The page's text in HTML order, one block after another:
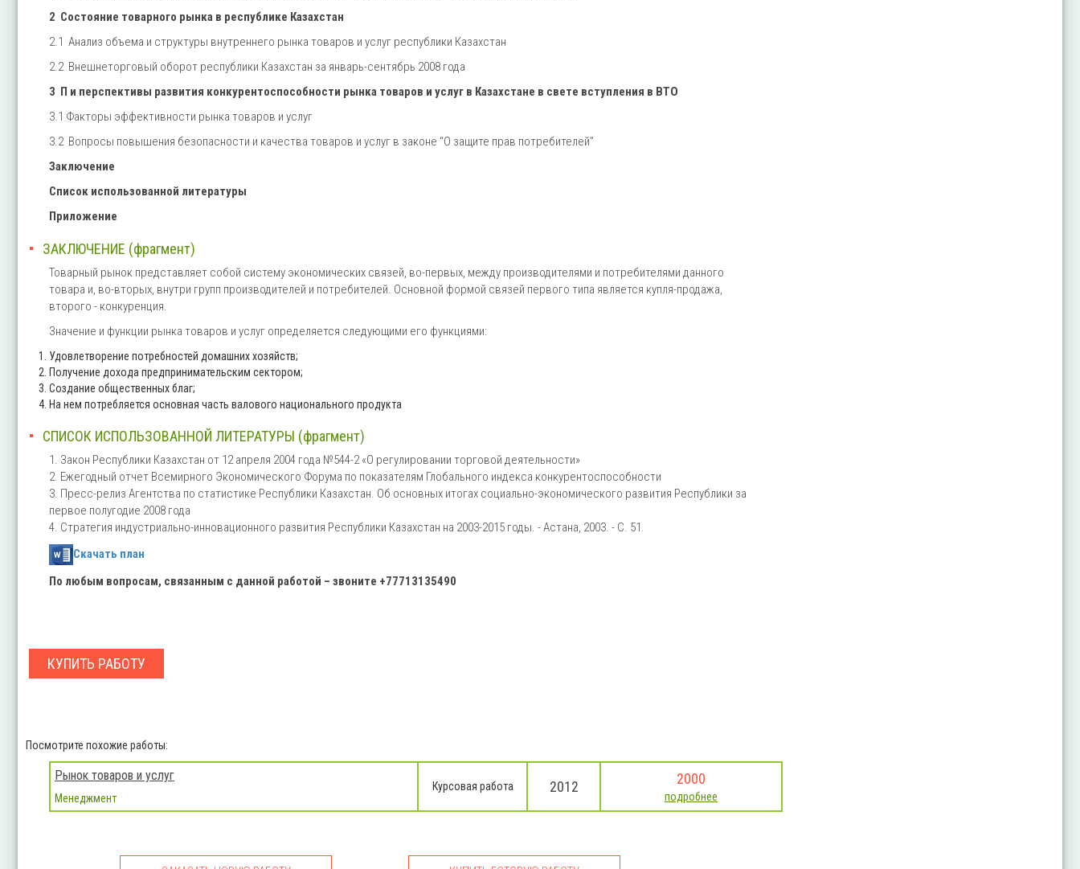
2 Состояние товарного рынка в республике Казахстан
2.1 Анализ объема и структуры внутреннего рынка товаров и услуг республики Казахстан
2.2 Внешнеторговый оборот республики Казахстан за январь-сентябрь 2008 года
3 П и перспективы развития конкурентоспособности рынка товаров и услуг в Казахстане в свете вступления в ВТО
3.1 Факторы эффективности рынка товаров и услуг
3.2 Вопросы повышения безопасности и качества товаров и услуг в законе “О защите прав потребителей”
Заключение
Список использованной литературы
Приложение
ЗАКЛЮЧЕНИЕ (фрагмент)
Товарный рынок представляет собой систему экономических связей, во-первых, между производителями и потребителями данного
товара и, во-вторых, внутри групп производителей и потребителей. Основной формой связей первого типа является купля-продажа,
второго - конкуренция.
Значение и функции рынка товаров и услуг определяется следующими его функциями:
Удовлетворение потребностей домашних хозяйств;
Получение дохода предпринимательским сектором;
Создание общественных благ;
На нем потребляется основная часть валового национального продукта
СПИСОК ИСПОЛЬЗОВАННОЙ ЛИТЕРАТУРЫ (фрагмент)
1. Закон Республики Казахстан от 12 апреля 2004 года №544-2 «О регулировании торговой деятельности»
2. Ежегодный отчет Всемирного Экономического Форума по показателям Глобального индекса конкурентоспособности
3. Пресс-релиз Агентства по статистике Республики Казахстан. Об основных итогах социально-экономического развития Республики за
первое полугодие 2008 года
4. Стратегия индустриально-инновационного развития Республики Казахстан на 2003-2015 годы. - Астана, 2003. - С. 51.
Скачать план
По любым вопросам, связанным с данной работой – звоните +77713135490
КУПИТЬ РАБОТУ
Посмотрите похожие работы:
Рынок товаров и услуг
Менеджмент
Курсовая работа 2012 2000
подробнее